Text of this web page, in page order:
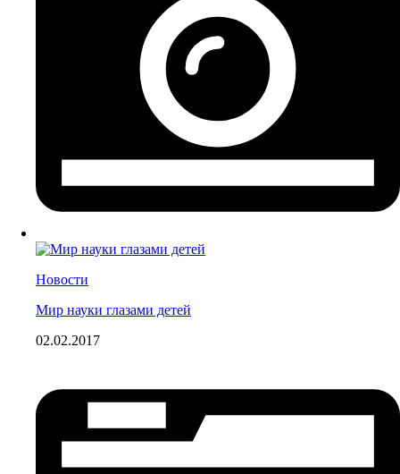
Новости
Мир науки глазами детей
02.02.2017